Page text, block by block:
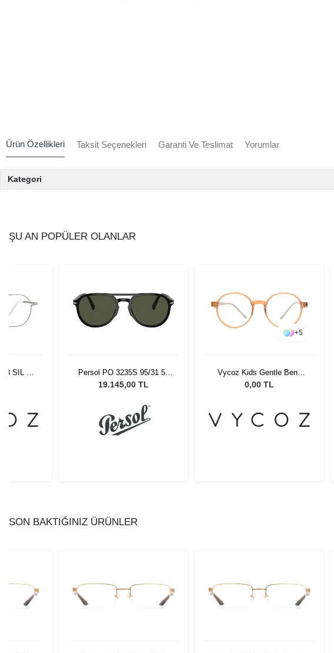
Ürün Özellikleri Taksit Seçenekleri Garanti Ve Teslimat Yorumlar
Kategori
ŞU AN POPÜLER OLANLAR
SIL 51-
Persol PO 3235S 95/31 55
Unisex Güneş Gözlüğü
19.145,00 TL
+5
Vycoz Kids Gentle Benn
BRN 46-17 135
0,00 TL
SON BAKTIĞINIZ ÜRÜNLER